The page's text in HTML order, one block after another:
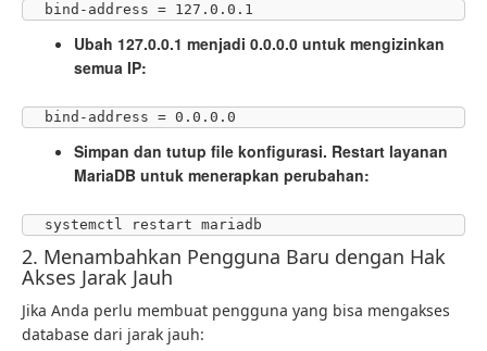
bind-address = 127.0.0.1
Ubah 127.0.0.1 menjadi 0.0.0.0 untuk mengizinkan
semua IP:
bind-address = 0.0.0.0
Simpan dan tutup file konfigurasi. Restart layanan
MariaDB untuk menerapkan perubahan:
systemctl restart mariadb
2. Menambahkan Pengguna Baru dengan Hak
Akses Jarak Jauh
Jika Anda perlu membuat pengguna yang bisa mengakses
database dari jarak jauh: